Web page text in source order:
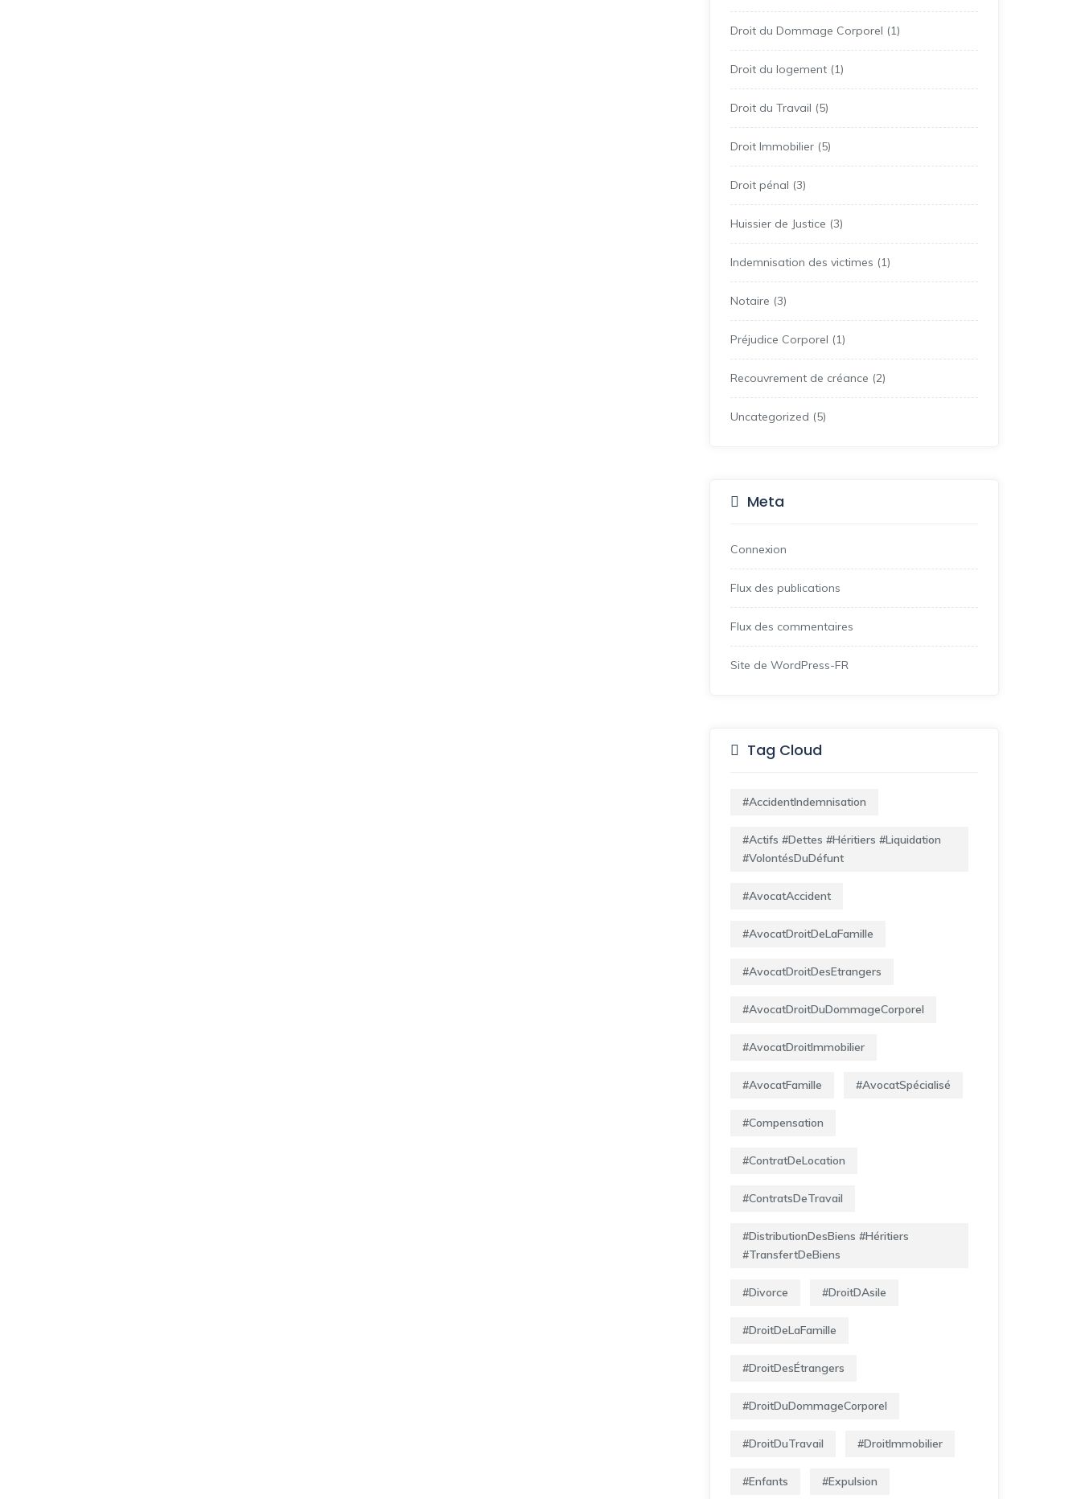
Droit du Dommage Corporel (1)
Droit du logement (1)
Droit du Travail (5)
Droit Immobilier (5)
Droit pénal (3)
Huissier de Justice (3)
Indemnisation des victimes (1)
Notaire (3)
Préjudice Corporel (1)
Recouvrement de créance (2)
Uncategorized (5)
Meta
Connexion
Flux des publications
Flux des commentaires
Site de WordPress-FR
Tag Cloud
#AccidentIndemnisation
#Actifs #Dettes #Héritiers #Liquidation
#VolontésDuDéfunt
#AvocatAccident
#AvocatDroitDeLaFamille
#AvocatDroitDesEtrangers
#AvocatDroitDuDommageCorporel
#AvocatDroitImmobilier
#AvocatFamille #AvocatSpécialisé
#Compensation
#ContratDeLocation
#ContratsDeTravail
#DistributionDesBiens #Héritiers
#TransfertDeBiens
#Divorce #DroitDAsile
#DroitDeLaFamille
#DroitDesÉtrangers
#DroitDuDommageCorporel
#DroitDuTravail #DroitImmobilier
#Enfants #Expulsion